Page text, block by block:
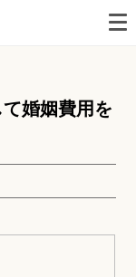
婚姻費用を